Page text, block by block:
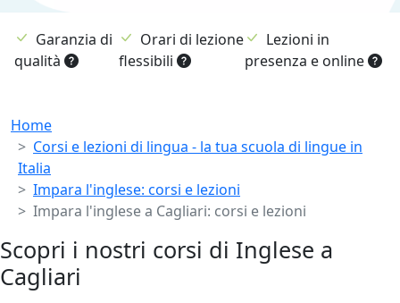
Garanzia di
qualità
Orari di lezione
flessibili
Lezioni in
presenza e online
Breadcrumb
Home
Corsi e lezioni di lingua - la tua scuola di lingue in
Italia
Impara l'inglese: corsi e lezioni
Impara l'inglese a Cagliari: corsi e lezioni
Scopri i nostri corsi di Inglese a
Cagliari